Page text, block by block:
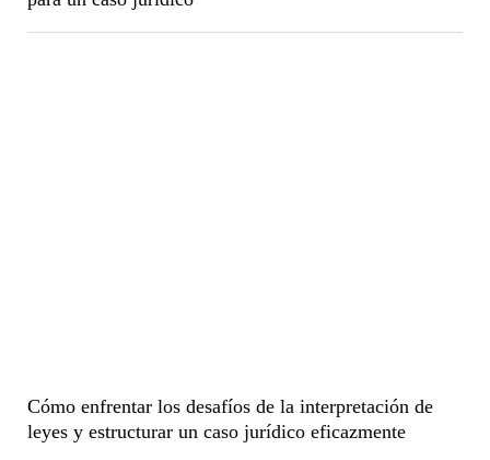
Cómo enfrentar los desafíos de la interpretación de
leyes y estructurar un caso jurídico eficazmente